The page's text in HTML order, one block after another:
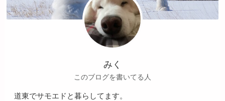
みく
このブログを書いてる人
道東でサモエドと暮らしてます。